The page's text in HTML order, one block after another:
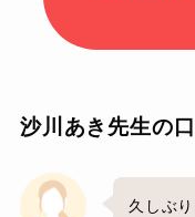
沙川あき先生の口
久しぶ